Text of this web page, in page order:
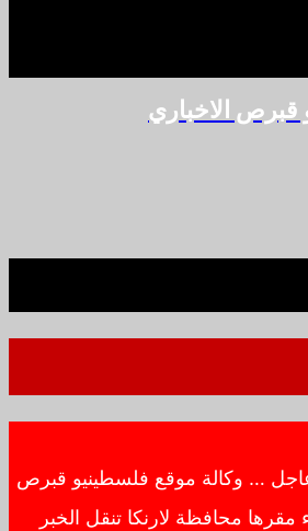
قبرص الاخباري
… وكالة موقع فلسطينيو قبرص
مقرها محافظة لارنكا تنقل الخبر